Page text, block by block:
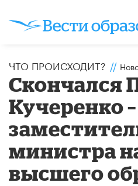
ЧТО ПРОИСХОДИТ? //
Скончался
Кучеренко –
министра
высшего